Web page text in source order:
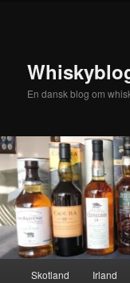
En dansk blog om
Skotland Irland